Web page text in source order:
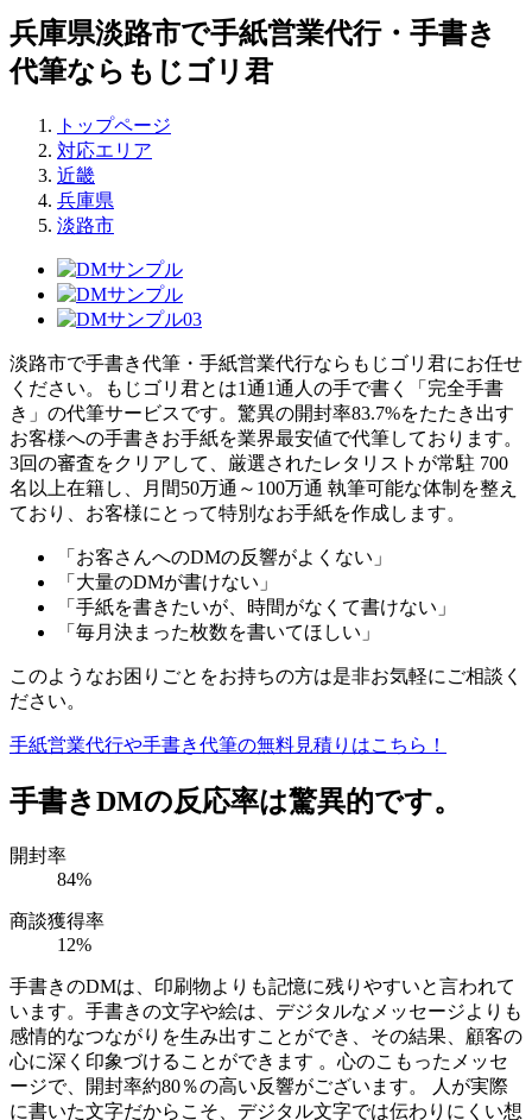
兵庫県淡路市で手紙営業代行・手書き
代筆ならもじゴリ君
トップページ
対応エリア
近畿
兵庫県
淡路市
淡路市で手書き代筆・手紙営業代行ならもじゴリ君にお任せ
ください。もじゴリ君とは1通1通人の手で書く「完全手書
き」の代筆サービスです。驚異の開封率83.7%をたたき出す
お客様への手書きお手紙を業界最安値で代筆しております。
3回の審査をクリアして、厳選されたレタリストが常駐 700
名以上在籍し、月間50万通～100万通 執筆可能な体制を整え
ており、お客様にとって特別なお手紙を作成します。
「お客さんへのDMの反響がよくない」
「大量のDMが書けない」
「手紙を書きたいが、時間がなくて書けない」
「毎月決まった枚数を書いてほしい」
このようなお困りごとをお持ちの方は是非お気軽にご相談く
ださい。
手紙営業代行や手書き代筆の無料見積りはこちら！
手書きDMの反応率は驚異的です。
開封率
84%
商談獲得率
12%
手書きのDMは、印刷物よりも記憶に残りやすいと言われて
います。手書きの文字や絵は、デジタルなメッセージよりも
感情的なつながりを生み出すことができ、その結果、顧客の
心に深く印象づけることができます 。心のこもったメッセ
ージで、開封率約80％の高い反響がございます。 人が実際
に書いた文字だからこそ、デジタル文字では伝わりにくい想